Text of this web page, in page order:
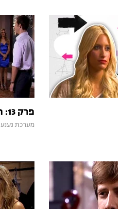
פרק 13: ההפתעה בחדר הניפוי
מערכת נענע 10